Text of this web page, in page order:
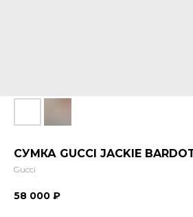
СУМКА GUCCI JACKIE
Gucci
58 000 ₽